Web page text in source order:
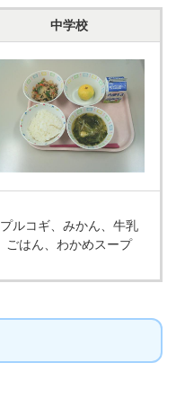
中学校
プルコギ、みかん、牛乳
ごはん、わかめスープ